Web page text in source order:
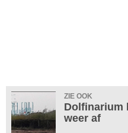
ZIE OOK
Dolfinarium
weer af